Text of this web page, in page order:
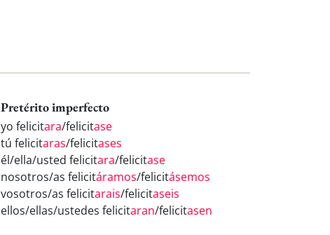
Pretérito imperfecto
yo felicitara/felicitase
tú felicitaras/felicitases
él/ella/usted felicitara/felicitase
nosotros/as felicitáramos/felicitásemos
vosotros/as felicitarais/felicitaseis
ellos/ellas/ustedes felicitaran/felicitasen